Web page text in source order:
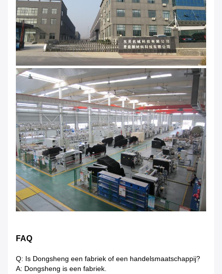
FAQ
Q: Is Dongsheng een fabriek of een handelsmaatschappij?
A: Dongsheng is een fabriek.